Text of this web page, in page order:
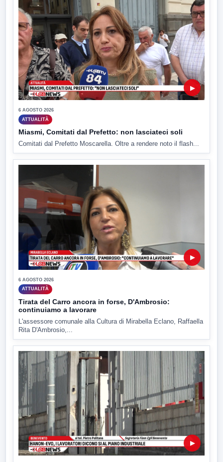
▶
6 AGOSTO 2026
ATTUALITÀ
Miasmi, Comitati dal Prefetto: non lasciateci soli
Comitati dal Prefetto Moscarella. Oltre a rendere noto il flash...
▶
6 AGOSTO 2026
ATTUALITÀ
Tirata del Carro ancora in forse, D'Ambrosio:
continuiamo a lavorare
L'assessore comunale alla Cultura di Mirabella Eclano, Raffaella
Rita D'Ambrosio,...
▶